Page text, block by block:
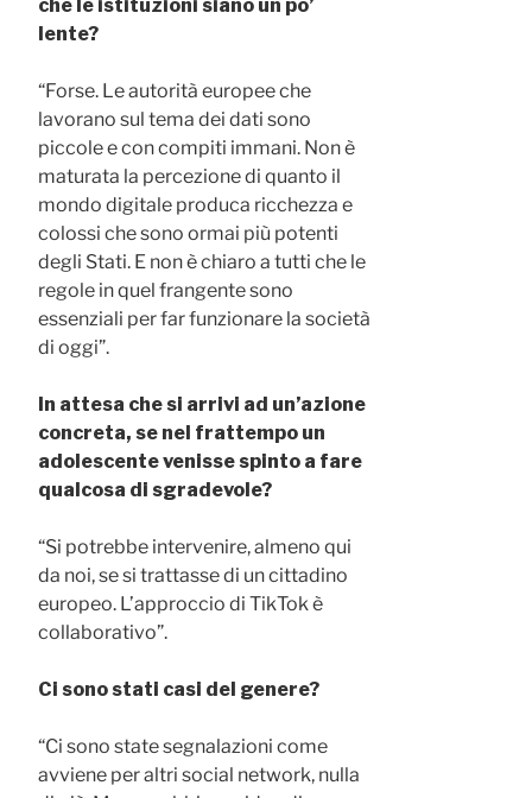
che le istituzioni siano un po’
lente?
“Forse. Le autorità europee che
lavorano sul tema dei dati sono
piccole e con compiti immani. Non è
maturata la percezione di quanto il
mondo digitale produca ricchezza e
colossi che sono ormai più potenti
degli Stati. E non è chiaro a tutti che le
regole in quel frangente sono
essenziali per far funzionare la società
di oggi”.
In attesa che si arrivi ad un’azione
concreta, se nel frattempo un
adolescente venisse spinto a fare
qualcosa di sgradevole?
“Si potrebbe intervenire, almeno qui
da noi, se si trattasse di un cittadino
europeo. L’approccio di TikTok è
collaborativo”.
Ci sono stati casi del genere?
“Ci sono state segnalazioni come
avviene per altri social network, nulla